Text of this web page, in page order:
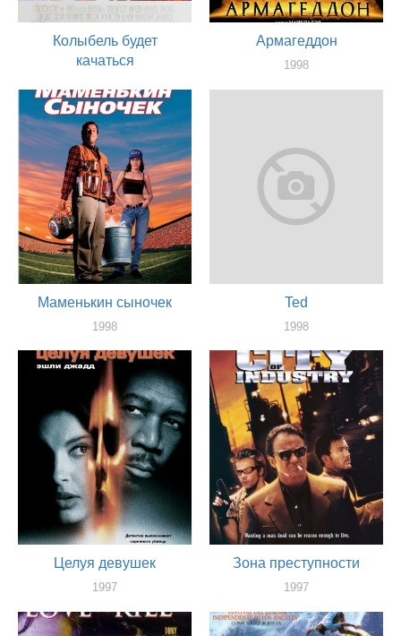
Колыбель будет
качаться
актер
Армагеддон
1998
Маменькин сыночек
1998
Ted
1998
Целуя девушек
1997
Зона преступности
1997